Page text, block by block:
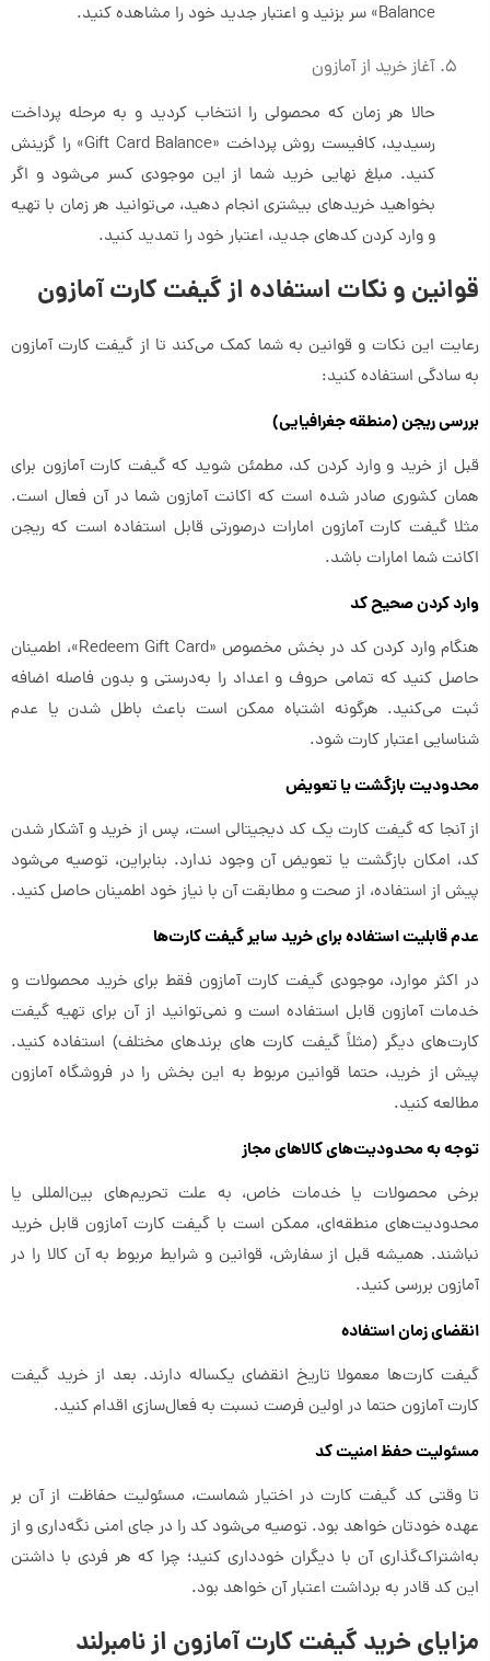
Balance» سر بزنید و اعتبار جدید خود را مشاهده کنید.
آغاز خرید از آمازون
حالا هر زمان که محصولی را انتخاب کردید و به مرحله پرداخت
رسیدید، کافیست روش پرداخت «Gift Card Balance» را گزینش
کنید. مبلغ نهایی خرید شما از این موجودی کسر می‌شود و اگر
بخواهید خریدهای بیشتری انجام دهید، می‌توانید هر زمان با تهیه
و وارد کردن کدهای جدید، اعتبار خود را تمدید کنید.
قوانین و نکات استفاده از گیفت کارت آمازون
رعایت این نکات و قوانین به شما کمک می‌کند تا از گیفت کارت آمازون
به سادگی استفاده کنید:
بررسی ریجن (منطقه جغرافیایی)
قبل از خرید و وارد کردن کد، مطمئن شوید که گیفت کارت آمازون برای
همان کشوری صادر شده است که اکانت آمازون شما در آن فعال است.
مثلا گیفت کارت آمازون امارات درصورتی قابل استفاده است که ریجن
اکانت شما امارات باشد.
وارد کردن صحیح کد
هنگام وارد کردن کد در بخش مخصوص «Redeem Gift Card»، اطمینان
حاصل کنید که تمامی حروف و اعداد را به‌درستی و بدون فاصله اضافه
ثبت می‌کنید. هرگونه اشتباه ممکن است باعث باطل شدن یا عدم
شناسایی اعتبار کارت شود.
محدودیت بازگشت یا تعویض
از آنجا که گیفت کارت یک کد دیجیتالی است، پس از خرید و آشکار شدن
کد، امکان بازگشت یا تعویض آن وجود ندارد. بنابراین، توصیه می‌شود
پیش از استفاده، از صحت و مطابقت آن با نیاز خود اطمینان حاصل کنید.
عدم قابلیت استفاده برای خرید سایر گیفت کارت‌ها
در اکثر موارد، موجودی گیفت کارت آمازون فقط برای خرید محصولات و
خدمات آمازون قابل استفاده است و نمی‌توانید از آن برای تهیه گیفت
کارت‌های دیگر (مثلاً گیفت کارت های برندهای مختلف) استفاده کنید.
پیش از خرید، حتما قوانین مربوط به این بخش را در فروشگاه آمازون
مطالعه کنید.
توجه به محدودیت‌های کالاهای مجاز
برخی محصولات یا خدمات خاص، به علت تحریم‌های بین‌المللی یا
محدودیت‌های منطقه‌ای، ممکن است با گیفت کارت آمازون قابل خرید
نباشند. همیشه قبل از سفارش، قوانین و شرایط مربوط به آن کالا را در
آمازون بررسی کنید.
انقضای زمان استفاده
گیفت کارت‌ها معمولا تاریخ انقضای یکساله دارند. بعد از خرید گیفت
کارت آمازون حتما در اولین فرصت نسبت به فعال‌سازی اقدام کنید.
مسئولیت حفظ امنیت کد
تا وقتی کد گیفت کارت در اختیار شماست، مسئولیت حفاظت از آن بر
عهده خودتان خواهد بود. توصیه می‌شود کد را در جای امنی نگه‌داری و از
به‌اشتراک‌گذاری آن با دیگران خودداری کنید؛ چرا که هر فردی با داشتن
این کد قادر به برداشت اعتبار آن خواهد بود.
مزایای خرید گیفت کارت آمازون از نامبرلند